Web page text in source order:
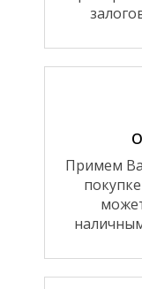
Примем